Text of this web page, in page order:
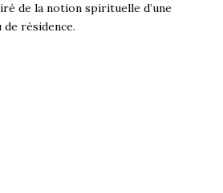
de la notion spirituelle d’une
de résidence.